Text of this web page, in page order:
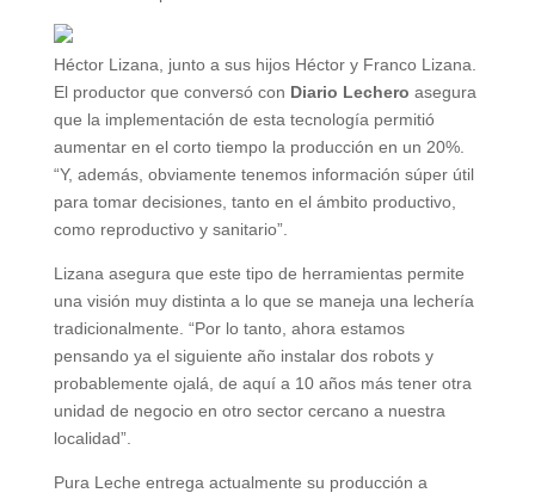
Héctor Lizana, junto a sus hijos Héctor y Franco Lizana.
El productor que conversó con Diario Lechero asegura
que la implementación de esta tecnología permitió
aumentar en el corto tiempo la producción en un 20%.
“Y, además, obviamente tenemos información súper útil
para tomar decisiones, tanto en el ámbito productivo,
como reproductivo y sanitario”.
Lizana asegura que este tipo de herramientas permite
una visión muy distinta a lo que se maneja una lechería
tradicionalmente. “Por lo tanto, ahora estamos
pensando ya el siguiente año instalar dos robots y
probablemente ojalá, de aquí a 10 años más tener otra
unidad de negocio en otro sector cercano a nuestra
localidad”.
Pura Leche entrega actualmente su producción a